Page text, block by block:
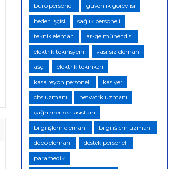
büro personeli güvenlik görevlisi
beden işçisi sağlık personeli
teknik eleman ar-ge mühendisi
elektrik teknisyeni vasıfsız eleman
aşçı elektrik teknikeri
kasa reyon personeli kasiyer
cbs uzmanı network uzmanı
çağrı merkezi asistanı
bilgi işlem elemanı bilgi işlem uzmanı
depo elemanı destek personeli
paramedik